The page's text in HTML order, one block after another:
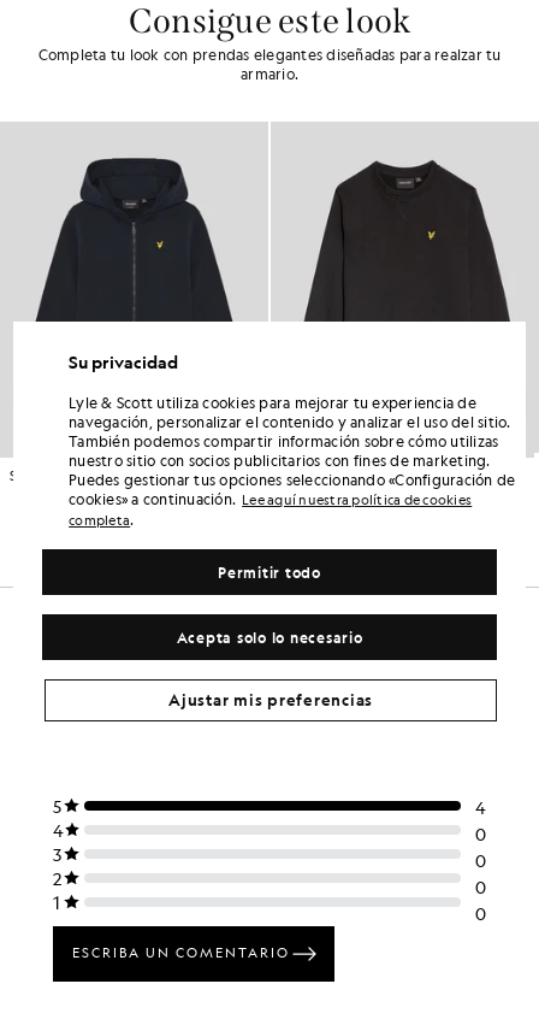
Consigue este look
Completa tu look con prendas elegantes diseñadas para realzar tu
armario.
Sudadera con capucha y cremallera completa de algodón Loopback
ROPA INFANTIL
£65.00
Sudadera clásica de cuello redondo
ROPA INFANTIL
£45.00
Su privacidad
Lyle & Scott utiliza cookies para mejorar tu experiencia de
navegación, personalizar el contenido y analizar el uso del sitio.
También podemos compartir información sobre cómo utilizas
nuestro sitio con socios publicitarios con fines de marketing.
Puedes gestionar tus opciones seleccionando «Configuración de
cookies» a continuación. Lee aquí nuestra política de cookies
completa.
Acepta solo lo necesario
Permitir todo
Ajustar mis preferencias